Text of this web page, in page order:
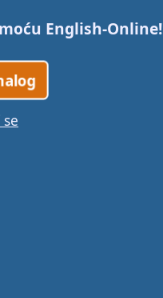
English-Online!
se